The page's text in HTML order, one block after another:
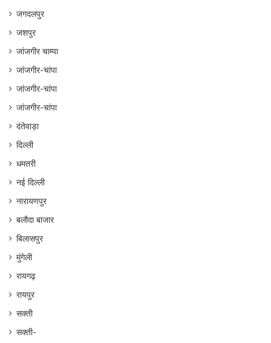
जगदलपुर
जशपुर
जांजगीर चाम्पा
जांजगीर-चांपा
जांजगीर-चांपा
जांजगीर-चांपा
दंतेवाड़ा
दिल्ली
धमतरी
नई दिल्ली
नारायणपुर
बलौदा बाजार
बिलासपुर
मुंगेली
रायगढ़
रायपुर
सक्ती
सक्ती-